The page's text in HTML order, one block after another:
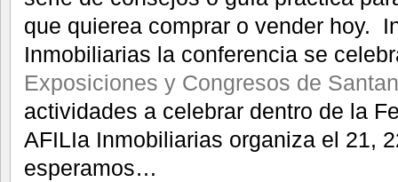
que quierea comprar o vender hoy.
Inmobiliarias la conferencia se
Exposiciones y Congresos de
actividades a celebrar dentro de la
AFILIa Inmobiliarias organiza el 21,
esperamos…